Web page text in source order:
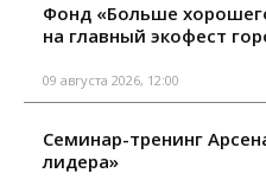
Фонд «Больше
на главный экофест
09 августа 2026, 12:00
Семинар-тренинг
лидера»